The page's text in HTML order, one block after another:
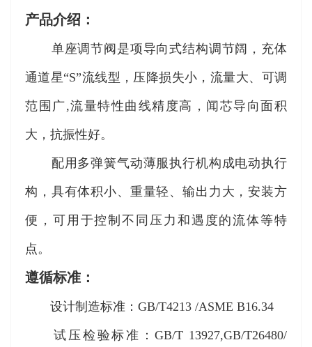
产品介绍：
单座调节阀是项导向式结构调节阔，充体
通道星“S”流线型，压降损失小，流量大、可调
范围广,流量特性曲线精度高，闻芯导向面积
大，抗振性好。
配用多弹簧气动薄服执行机构成电动执行
构，具有体积小、重量轻、输出力大，安装方
便，可用于控制不同压力和遇度的流体等特
点。
遵循标准：
设计制造标准：GB/T4213 /ASME B16.34
试压检验标准：GB/T 13927,GB/T26480/